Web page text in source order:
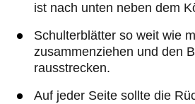
ist nach unten neben dem
Schulterblätter so weit wie
zusammenziehen und den
rausstrecken.
Auf jeder Seite sollte die